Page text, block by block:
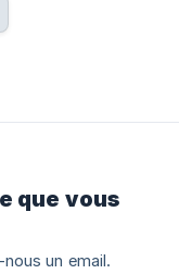
que vous
un email.